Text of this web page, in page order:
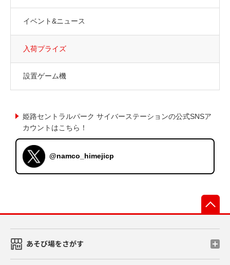
イベント&ニュース
入荷プライズ
設置ゲーム機
姫路セントラルパーク サイバーステーションの公式SNSア
カウントはこちら！
@namco_himejicp
あそび場をさがす